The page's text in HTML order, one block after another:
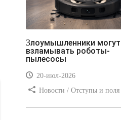
Злоумышленники могут
взламывать роботы-
пылесосы
20-июл-2026
Новости / Отступы и поля